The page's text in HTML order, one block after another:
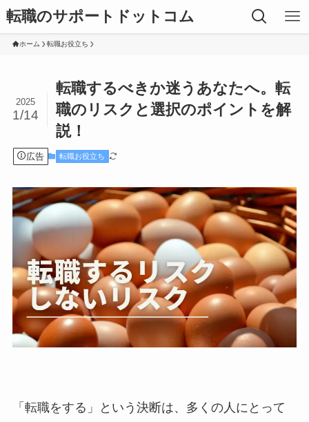
転職のサポートドットコム
ホーム 転職お役立ち
転職するべきか迷うあなたへ。転
職のリスクと選択のポイントを解
説！
2025
1/14
広告 転職お役立ち
「転職をする」という決断は、多くの人にとって